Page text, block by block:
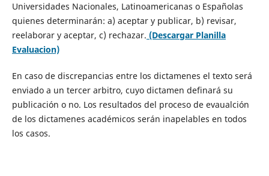
Universidades Nacionales, Latinoamericanas o Españolas
quienes determinarán: a) aceptar y publicar, b) revisar,
reelaborar y aceptar, c) rechazar. (Descargar Planilla
Evaluacion)
En caso de discrepancias entre los dictamenes el texto será
enviado a un tercer arbitro, cuyo dictamen definará su
publicación o no. Los resultados del proceso de evaualción
de los dictamenes académicos serán inapelables en todos
los casos.